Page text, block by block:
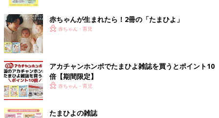
家事を時短＆ラクにするには、無駄な動きを少しでも省けるよ
う、毎日の家事の動線を見直すのが大事なんですね。
（取材・文／酒井範子）
中山あいこさん
赤ちゃんが生まれたら！2冊の「たまひよ」
赤ちゃん・育児
アカチャンホンポでたまひよ雑誌を買うとポイント10
倍【期間限定】
赤ちゃん・育児
たまひよの雑誌